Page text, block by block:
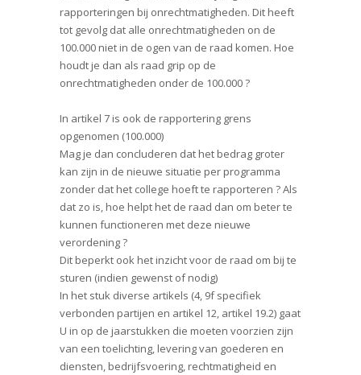
rapporteringen bij onrechtmatigheden. Dit heeft
tot gevolg dat alle onrechtmatigheden on de
100.000 niet in de ogen van de raad komen. Hoe
houdt je dan als raad grip op de
onrechtmatigheden onder de 100.000 ?
In artikel 7 is ook de rapportering grens
opgenomen (100.000)
Mag je dan concluderen dat het bedrag groter
kan zijn in de nieuwe situatie per programma
zonder dat het college hoeft te rapporteren ? Als
dat zo is, hoe helpt het de raad dan om beter te
kunnen functioneren met deze nieuwe
verordening ?
Dit beperkt ook het inzicht voor de raad om bij te
sturen (indien gewenst of nodig)
In het stuk diverse artikels (4, 9f specifiek
verbonden partijen en artikel 12, artikel 19.2) gaat
U in op de jaarstukken die moeten voorzien zijn
van een toelichting, levering van goederen en
diensten, bedrijfsvoering, rechtmatigheid en